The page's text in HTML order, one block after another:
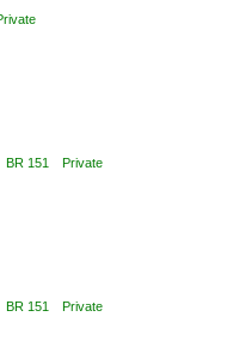
BR 151 Private
BR 151 Private